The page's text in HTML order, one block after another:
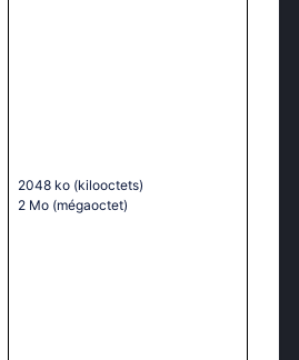
2048 ko (kilooctets)
2 Mo (mégaoctet)